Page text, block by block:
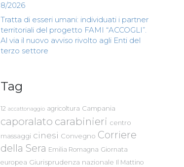
8/2026
Tratta di esseri umani: individuati i partner
territoriali del progetto FAMI “ACCOGLI”.
Al via il nuovo avviso rivolto agli Enti del
terzo settore
Tag
12 accattonaggio agricoltura Campania
caporalato carabinieri centro
massaggi cinesi Convegno Corriere
della Sera Emilia Romagna Giornata
europea Giurisprudenza nazionale Il Mattino